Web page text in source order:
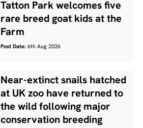
Tatton Park welcomes five
rare breed goat kids at the
Farm
Post Date: 6th Aug 2026
Near-extinct snails hatched
at UK zoo have returned to
the wild following major
conservation breeding